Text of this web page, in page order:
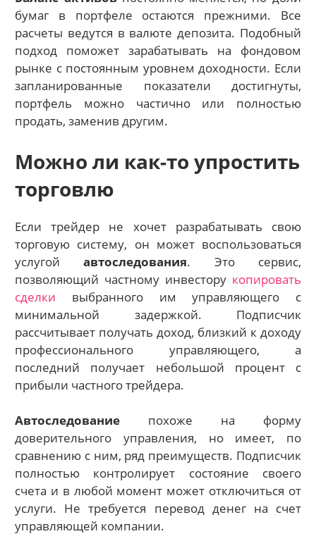
бумаг в портфеле остаются прежними. Все
расчеты ведутся в валюте депозита. Подобный
подход поможет зарабатывать на фондовом
рынке с постоянным уровнем доходности. Если
запланированные показатели достигнуты,
портфель можно частично или полностью
продать, заменив другим.
Можно ли как-то упростить
торговлю
Если трейдер не хочет разрабатывать свою
торговую систему, он может воспользоваться
услугойавтоследования. Это сервис,
позволяющий частному инвестору копировать
сделки выбранного им управляющего с
минимальной задержкой. Подписчик
рассчитывает получать доход, близкий к доходу
профессионального управляющего, а
последний получает небольшой процент с
прибыли частного трейдера.
Автоследование похоже на форму
доверительного управления, но имеет, по
сравнению с ним, ряд преимуществ. Подписчик
полностью контролирует состояние своего
счета и в любой момент может отключиться от
услуги. Не требуется перевод денег на счет
управляющей компании.